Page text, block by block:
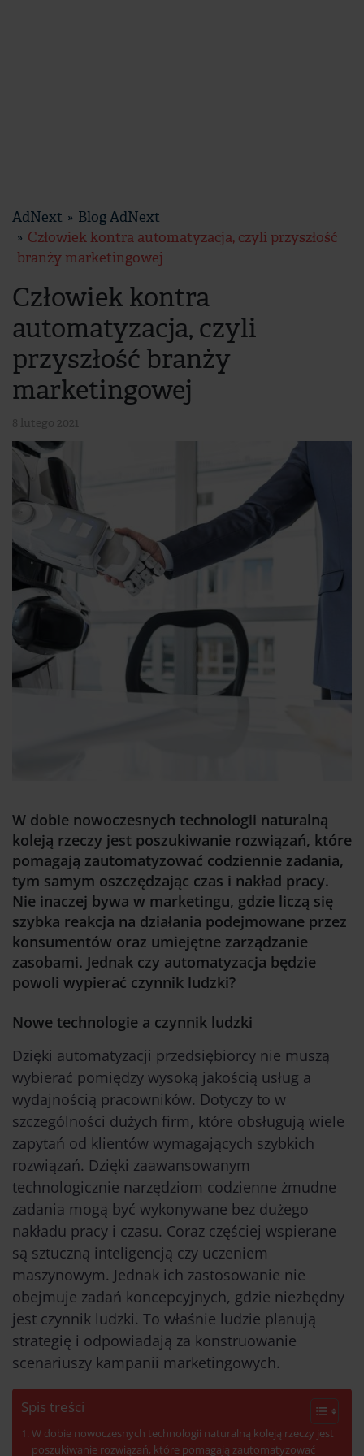
AdNext
Blog AdNext
Człowiek kontra automatyzacja, czyli przyszłość
branży marketingowej
Człowiek kontra
automatyzacja, czyli
przyszłość branży
marketingowej
W dobie nowoczesnych technologii naturalną
koleją rzeczy jest poszukiwanie rozwiązań, które
pomagają zautomatyzować codziennie zadania,
tym samym oszczędzając czas i nakład pracy.
Nie inaczej bywa w marketingu, gdzie liczą się
szybka reakcja na działania podejmowane przez
konsumentów oraz umiejętne zarządzanie
zasobami. Jednak czy automatyzacja będzie
powoli wypierać czynnik ludzki?
Nowe technologie a czynnik ludzki
Dzięki automatyzacji przedsiębiorcy nie muszą
wybierać pomiędzy wysoką jakością usług a
wydajnością pracowników. Dotyczy to w
szczególności dużych firm, które obsługują wiele
zapytań od klientów wymagających szybkich
rozwiązań. Dzięki zaawansowanym
technologicznie narzędziom codzienne żmudne
zadania mogą być wykonywane bez dużego
nakładu pracy i czasu. Coraz częściej wspierane
są sztuczną inteligencją czy uczeniem
maszynowym. Jednak ich zastosowanie nie
obejmuje zadań koncepcyjnych, gdzie niezbędny
jest czynnik ludzki. To właśnie ludzie planują
strategię i odpowiadają za konstruowanie
scenariuszy kampanii marketingowych.
Spis treści
W dobie nowoczesnych technologii naturalną koleją rzeczy jest
poszukiwanie rozwiązań, które pomagają zautomatyzować